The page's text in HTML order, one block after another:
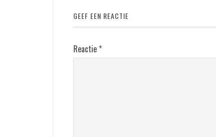
GEEF EEN REACTIE
Reactie *